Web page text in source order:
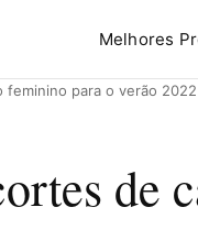
Melhores
para o verão 2022
de